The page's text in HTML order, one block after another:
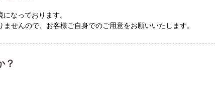
なっております。
せんので、お客様ご自身でのご用意をお願いいたします。
？